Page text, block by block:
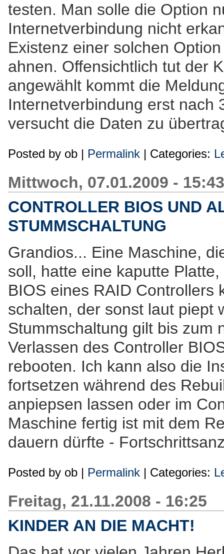
testen. Man solle die Option
Internetverbindung nicht
Existenz einer solchen
ahnen. Offensichtlich tut der
angewählt kommt die
Internetverbindung erst nach
versucht die Daten zu
Posted by ob | Permalink | Categories:
Mittwoch, 07.01.2009 - 15:43
CONTROLLER BIOS UND
STUMMSCHALTUNG
Grandios... Eine Maschine,
soll, hatte eine kaputte
BIOS eines RAID Controllers
schalten, der sonst laut piept
Stummschaltung gilt bis zum
Verlassen des Controller
rebooten. Ich kann also die
fortsetzen während des
anpiepsen lassen oder im
Maschine fertig ist mit dem
dauern dürfte -
Posted by ob | Permalink | Categories:
Freitag, 21.11.2008 - 16:25
KINDER AN DIE MACHT!